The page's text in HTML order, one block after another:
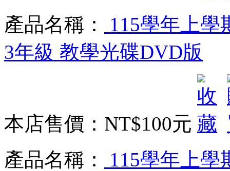
產品名稱：
115學年上學
3年級 教學光碟DVD版
本店售價： NT$100元
產品名稱：
115學年上學